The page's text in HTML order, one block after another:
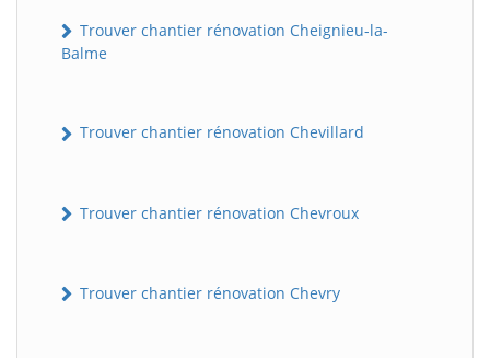
Trouver chantier rénovation Cheignieu-la-
Balme
Trouver chantier rénovation Chevillard
Trouver chantier rénovation Chevroux
Trouver chantier rénovation Chevry